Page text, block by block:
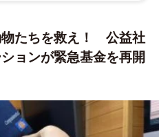
物たちを救え！ 公益社
ョンが緊急基金を再開